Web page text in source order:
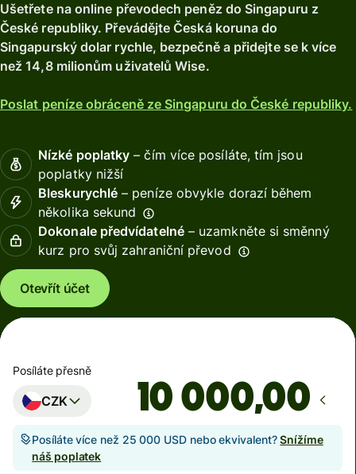
Ušetřete na online převodech peněz do Singapuru z
České republiky. Převádějte Česká koruna do
Singapurský dolar rychle, bezpečně a přidejte se k více
než 14,8 milionům uživatelů Wise.
Poslat peníze obráceně ze Singapuru do České republiky.
Nízké poplatky – čím více posíláte, tím jsou
poplatky nižší
Bleskurychlé – peníze obvykle dorazí během
několika sekund
Dokonale předvídatelné– uzamkněte si směnný
kurz pro svůj zahraniční převod
Otevřít účet
Posíláte přesně
CZK ,00
Posíláte více než 25 000 USD nebo ekvivalent?Snížíme
náš poplatek